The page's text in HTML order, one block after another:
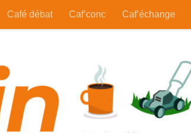
Café débat Caf’conc Caf’échange